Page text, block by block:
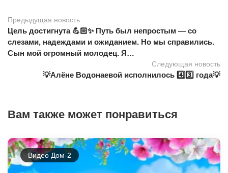
Предыдущая новость
Цель достигнута 💪🏻✨ Путь был непростым — со
слезами, надеждами и ожиданием. Но мы справились.
Сын мой огромный молодец. Я…
Следующая новость
💡Алёне Водонаевой исполнилось 4️⃣3️⃣ года💡
Вам также может понравиться
Видео Дом-2